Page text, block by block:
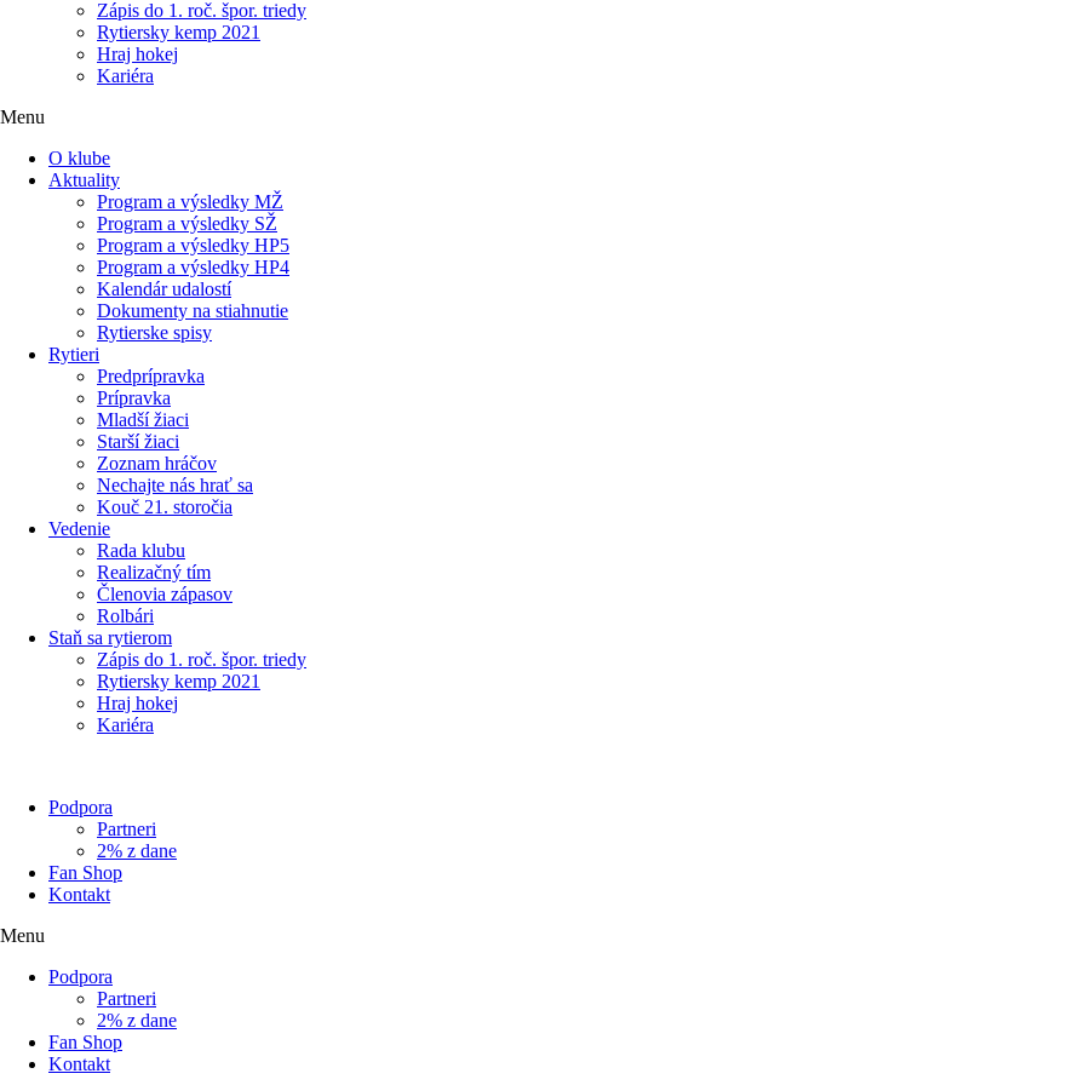
Zápis do 1. roč. špor. triedy
Rytiersky kemp 2021
Hraj hokej
Kariéra
Menu
O klube
Aktuality
Program a výsledky MŽ
Program a výsledky SŽ
Program a výsledky HP5
Program a výsledky HP4
Kalendár udalostí
Dokumenty na stiahnutie
Rytierske spisy
Rytieri
Predprípravka
Prípravka
Mladší žiaci
Starší žiaci
Zoznam hráčov
Nechajte nás hrať sa
Kouč 21. storočia
Vedenie
Rada klubu
Realizačný tím
Členovia zápasov
Rolbári
Staň sa rytierom
Zápis do 1. roč. špor. triedy
Rytiersky kemp 2021
Hraj hokej
Kariéra
Podpora
Partneri
2% z dane
Fan Shop
Kontakt
Menu
Podpora
Partneri
2% z dane
Fan Shop
Kontakt